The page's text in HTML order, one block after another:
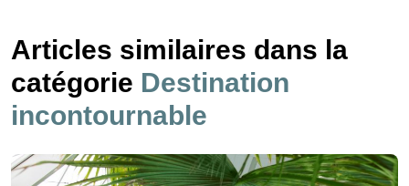
Articles similaires dans la
catégorie Destination
incontournable